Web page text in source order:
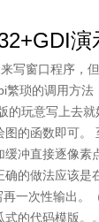
演
写窗口程序，
繁琐的调用方法
的玩意写上去
图的函数即可。
缓冲直接逐像素
确的做法应该是
一次性输出。
式的代码模版。